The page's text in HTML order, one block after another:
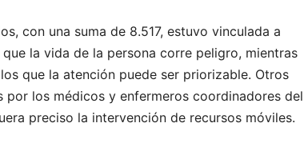
con una suma de 8.517, estuvo vinculada a
la vida de la persona corre peligro, mientras
que la atención puede ser priorizable. Otros
por los médicos y enfermeros coordinadores del
preciso la intervención de recursos móviles.